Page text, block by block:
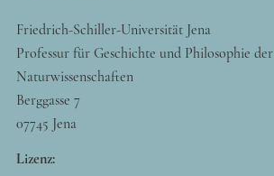
Friedrich-Schiller-Universität Jena
Professur für Geschichte und Philosophie der
Naturwissenschaften
Berggasse 7
07745 Jena
Lizenz: